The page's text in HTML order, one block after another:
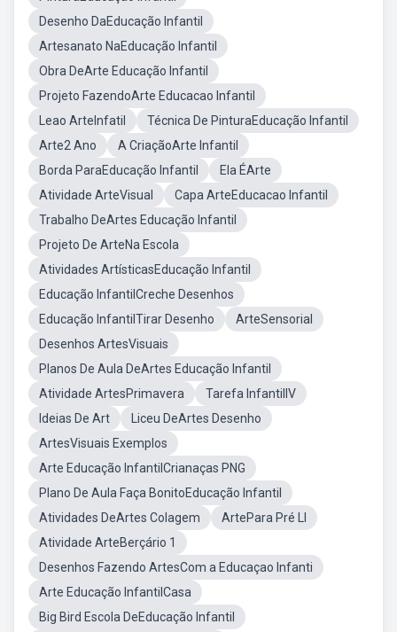
Desenho DaEducação Infantil
Artesanato NaEducação Infantil
Obra DeArte Educação Infantil
Projeto FazendoArte Educacao Infantil
Leao ArteInfatil
Técnica De PinturaEducação Infantil
Arte2 Ano
A CriaçãoArte Infantil
Borda ParaEducação Infantil
Ela ÉArte
Atividade ArteVisual
Capa ArteEducacao Infantil
Trabalho DeArtes Educação Infantil
Projeto De ArteNa Escola
Atividades ArtísticasEducação Infantil
Educação InfantilCreche Desenhos
Educação InfantilTirar Desenho
ArteSensorial
Desenhos ArtesVisuais
Planos De Aula DeArtes Educação Infantil
Atividade ArtesPrimavera
Tarefa InfantilIV
Ideias De Art
Liceu DeArtes Desenho
ArtesVisuais Exemplos
Arte Educação InfantilCrianaças PNG
Plano De Aula Faça BonitoEducação Infantil
Atividades DeArtes Colagem
ArtePara Pré Ll
Atividade ArteBerçário 1
Desenhos Fazendo ArtesCom a Educaçao Infanti
Arte Educação InfantilCasa
Big Bird Escola DeEducação Infantil